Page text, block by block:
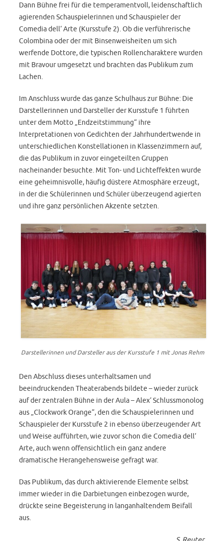
Dann Bühne frei für die temperamentvoll, leidenschaftlich
agierenden Schauspielerinnen und Schauspieler der
Comedia dell‘ Arte (Kursstufe 2). Ob die verführerische
Colombina oder der mit Binsenweisheiten um sich
werfende Dottore, die typischen Rollencharaktere wurden
mit Bravour umgesetzt und brachten das Publikum zum
Lachen.
Im Anschluss wurde das ganze Schulhaus zur Bühne: Die
Darstellerinnen und Darsteller der Kursstufe 1 führten
unter dem Motto „Endzeitstimmung“ ihre
Interpretationen von Gedichten der Jahrhundertwende in
unterschiedlichen Konstellationen in Klassenzimmern auf,
die das Publikum in zuvor eingeteilten Gruppen
nacheinander besuchte. Mit Ton- und Lichteffekten wurde
eine geheimnisvolle, häufig düstere Atmosphäre erzeugt,
in der die Schülerinnen und Schüler überzeugend agierten
und ihre ganz persönlichen Akzente setzten.
Darstellerinnen und Darsteller aus der Kursstufe 1 mit Jonas Rehm
Den Abschluss dieses unterhaltsamen und
beeindruckenden Theaterabends bildete – wieder zurück
auf der zentralen Bühne in der Aula – Alex‘ Schlussmonolog
aus „Clockwork Orange“, den die Schauspielerinnen und
Schauspieler der Kursstufe 2 in ebenso überzeugender Art
und Weise aufführten, wie zuvor schon die Comedia dell‘
Arte, auch wenn offensichtlich ein ganz andere
dramatische Herangehensweise gefragt war.
Das Publikum, das durch aktivierende Elemente selbst
immer wieder in die Darbietungen einbezogen wurde,
drückte seine Begeisterung in langanhaltendem Beifall
aus.